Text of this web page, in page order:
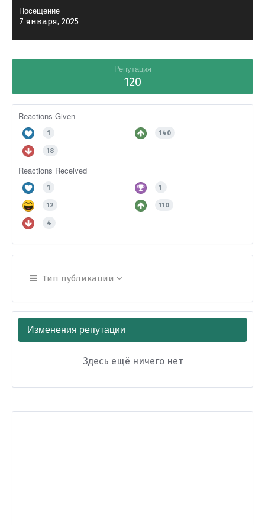
Посещение
7 января, 2025
Репутация
120
Reactions Given
1 140
18
Reactions Received
1 1
12 110
4
Тип публикации
Изменения репутации
Здесь ещё ничего нет